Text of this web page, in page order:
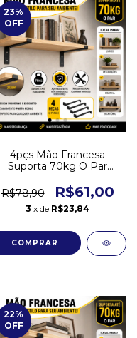
23%
OFF
4pçs Mão Francesa
Suporta 70kg O Par
Baixa
R$78,90 R$61,00
3 x de R$23,84
22%
OFF